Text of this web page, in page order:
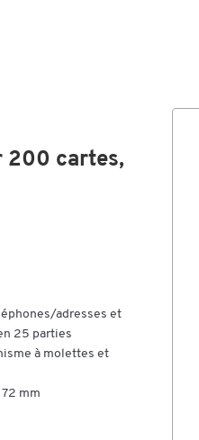
200 cartes,
adresses et
25 parties
à molettes et
mm